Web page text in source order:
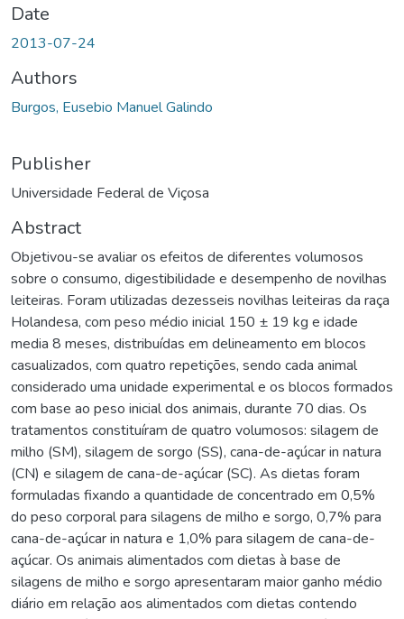
Date
2013-07-24
Authors
Burgos, Eusebio Manuel Galindo
Publisher
Universidade Federal de Viçosa
Abstract
Objetivou-se avaliar os efeitos de diferentes volumosos
sobre o consumo, digestibilidade e desempenho de novilhas
leiteiras. Foram utilizadas dezesseis novilhas leiteiras da raça
Holandesa, com peso médio inicial 150 ± 19 kg e idade
media 8 meses, distribuídas em delineamento em blocos
casualizados, com quatro repetições, sendo cada animal
considerado uma unidade experimental e os blocos formados
com base ao peso inicial dos animais, durante 70 dias. Os
tratamentos constituíram de quatro volumosos: silagem de
milho (SM), silagem de sorgo (SS), cana-de-açúcar in natura
(CN) e silagem de cana-de-açúcar (SC). As dietas foram
formuladas fixando a quantidade de concentrado em 0,5%
do peso corporal para silagens de milho e sorgo, 0,7% para
cana-de-açúcar in natura e 1,0% para silagem de cana-de-
açúcar. Os animais alimentados com dietas à base de
silagens de milho e sorgo apresentaram maior ganho médio
diário em relação aos alimentados com dietas contendo